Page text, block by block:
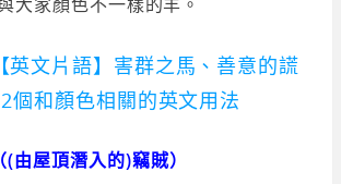
【英文片語】害群之馬、善意的謊
個和顏色相關的英文用法
（(由屋頂潛入的)竊賊）